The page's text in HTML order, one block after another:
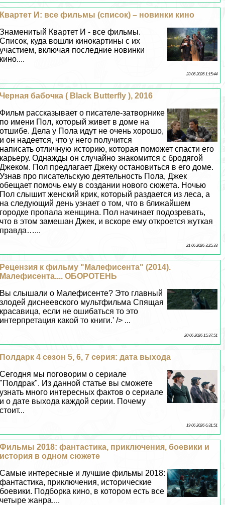
Квартет И: все фильмы (список) – новинки кино
Знаменитый Квартет И - все фильмы.
Список, куда вошли кинокартины с их
участием, включая последние новинки
кино....
23 06 2026 1:15:44
Черная бабочка ( Black Butterfly ), 2016
Фильм рассказывает о писателе-затворнике
по имени Пол, который живет в доме на
отшибе. Дела у Пола идут не очень хорошо,
и он надеется, что у него получится
написать отличную историю, которая поможет спасти его
карьеру. Однажды он случайно знакомится с бродягой
Джеком. Пол предлагает Джеку остановиться в его доме.
Узнав про писательскую деятельность Пола, Джек
обещает помочь ему в создании нового сюжета. Ночью
Пол слышит женский крик, который раздается из леса, а
на следующий день узнает о том, что в ближайшем
городке пропала женщина. Пол начинает подозревать,
что в этом замешан Джек, и вскоре ему откроется жуткая
правда…...
21 06 2026 3:25:33
Рецензия к фильму "Малефисента" (2014).
Малефисента.... ОБОРОТЕНЬ
Вы слышали о Малефисенте? Это главный
злодей диснеевского мультфильма Спящая
красавица, если не ошибаться то это
интерпретация какой то книги.' /> ...
20 06 2026 15:37:51
Полдарк 4 сезон 5, 6, 7 серия: дата выхода
Сегодня мы поговорим о сериале
"Полдpaк". Из данной статье вы сможете
узнать много интересных фактов о сериале
и о дате выхода каждой серии. Почему
стоит...
19 06 2026 6:31:51
Фильмы 2018: фантастика, приключения, боевики и
история в одном сюжете
Самые интересные и лучшие фильмы 2018:
фантастика, приключения, исторические
боевики. Подборка кино, в котором есть все
четыре жанра....